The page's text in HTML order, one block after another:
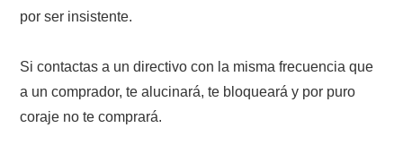
por ser insistente.
Si contactas a un directivo con la misma frecuencia que
a un comprador, te alucinará, te bloqueará y por puro
coraje no te comprará.